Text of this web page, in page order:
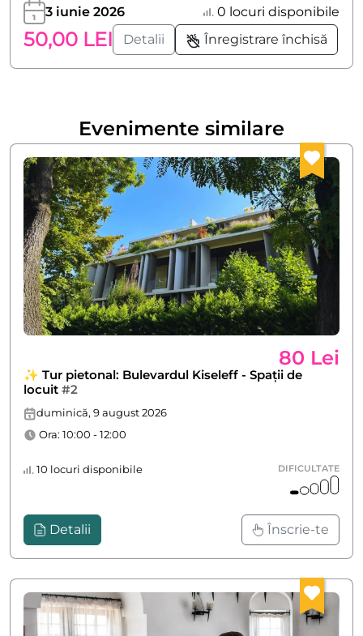
3 iunie 2026 0 locuri disponibile
50,00 LEI Detalii Înregistrare închisă
Evenimente similare
80 Lei
✨ Tur pietonal: Bulevardul Kiseleff - Spații de
locuit #2
duminică, 9 august 2026
Ora: 10:00 - 12:00
10 locuri disponibile DIFICULTATE
Detalii Înscrie-te